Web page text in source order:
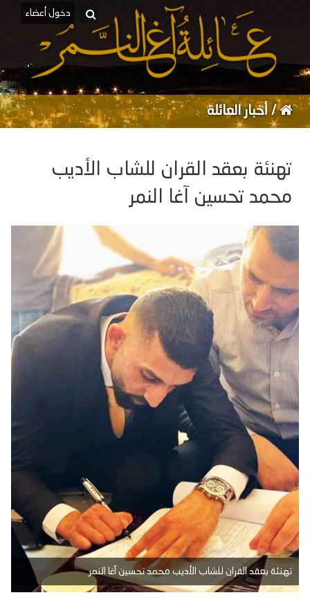
دخول أعضاء
/أخبار العائلة
تهنئة بعقد القران للشاب الأديب
محمد تحسين آغا النمر
تهنئة بعقد القران للشاب الأديب محمد تحسين آغا النمر